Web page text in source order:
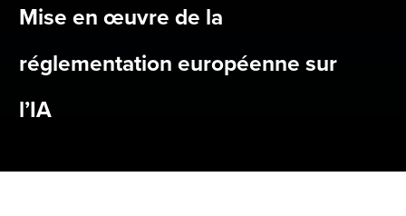
Mise en œuvre de la
réglementation européenne sur
l’IA